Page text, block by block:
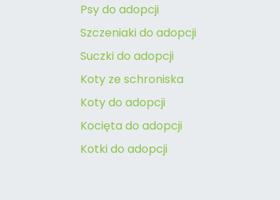
Psy do adopcji
Szczeniaki do adopcji
Suczki do adopcji
Koty ze schroniska
Koty do adopcji
Kocięta do adopcji
Kotki do adopcji